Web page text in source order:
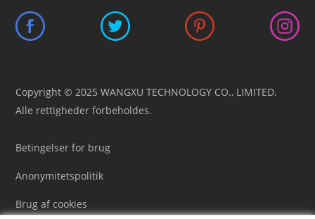
Copyright © 2025 WANGXU TECHNOLOGY CO., LIMITED.
Alle rettigheder forbeholdes.
Betingelser for brug
Anonymitetspolitik
Brug af cookies